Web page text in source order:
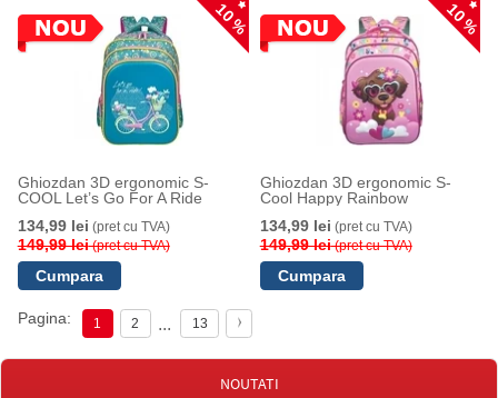
10 %
Ghiozdan 3D ergonomic S-
COOL Let’s Go For A Ride
134,99 lei (pret cu TVA)
149,99 lei(pret cu TVA)
10 %
Ghiozdan 3D ergonomic S-
Cool Happy Rainbow
134,99 lei (pret cu TVA)
149,99 lei(pret cu TVA)
Pagina: 1 2 ... 13
NOUTATI